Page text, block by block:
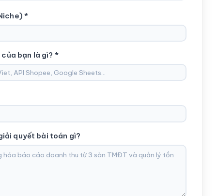
*
bạn là gì? *
quyết bài toán gì?